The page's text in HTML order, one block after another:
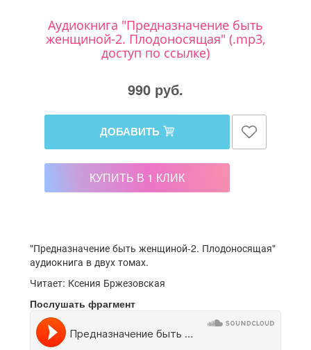
Аудиокнига "Предназначение быть
женщиной-2. Плодоносящая" (.mp3,
доступ по ссылке)
990 руб.
ДОБАВИТЬ
КУПИТЬ В 1 КЛИК
"Предназначение быть женщиной-2. Плодоносящая"
аудиокнига в двух томах.
Читает: Ксения Бржезовская
Послушать фрагмент